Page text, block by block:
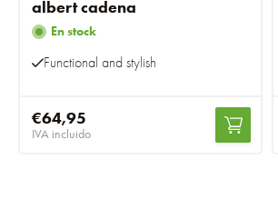
albert cadena
En stock
Functional and stylish
€64,95
IVA incluido